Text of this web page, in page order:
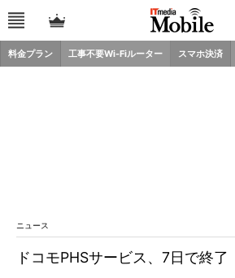
料金プラン 工事不要Wi-Fiルーター スマホ決済
ニュース
ドコモPHSサービス、7日で終了